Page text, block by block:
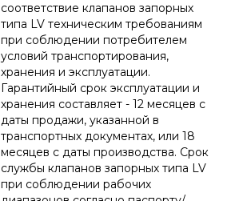
соответствие клапанов запорных
типа LV техническим требованиям
при соблюдении потребителем
условий транспортирования,
хранения и эксплуатации.
Гарантийный срок эксплуатации и
хранения составляет - 12 месяцев с
даты продажи, указанной в
транспортных документах, или 18
месяцев с даты производства. Срок
службы клапанов запорных типа LV
при соблюдении рабочих